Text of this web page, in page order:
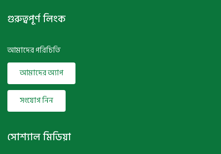
গুরুত্বপূর্ণ লিংক
আমাদের পরিচিতি
আমাদের অ্যাপ
সংযোগ নিন
সোশ্যাল মিডিয়া